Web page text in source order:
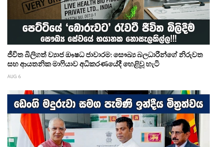
ජීවිත බිලිගත් ව්‍යාජ ඖෂධ ජාවාරම: සෞඛ්‍ය බලධාරීන්ගේ නිරුවත
සහ ආයතනික මාෆියාව අධිකරණයේදී හෙළිවූ හැටි
AUG 6